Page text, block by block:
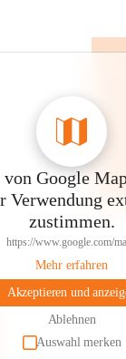
Google
Verwendung
zustimmen.
https://www.google.com/
Mehr erfahren
Akzeptieren und
Ablehnen
Auswahl merken